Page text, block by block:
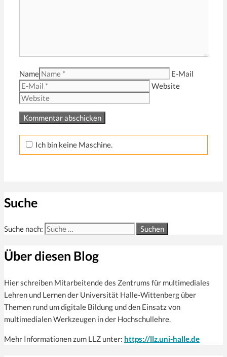
Name
E-Mail
Website
Ich bin keine Maschine.
Suche
Suche nach:
Über diesen Blog
Hier schreiben Mitarbeitende des Zentrums für multi­mediales
Lehren und Lernen der Universität Halle-Wittenberg über
Themen rund um digitale Bildung und den Einsatz von
multimedialen Werkzeugen in der Hochschullehre.
Mehr Informationen zum LLZ unter: https://llz.uni-halle.de